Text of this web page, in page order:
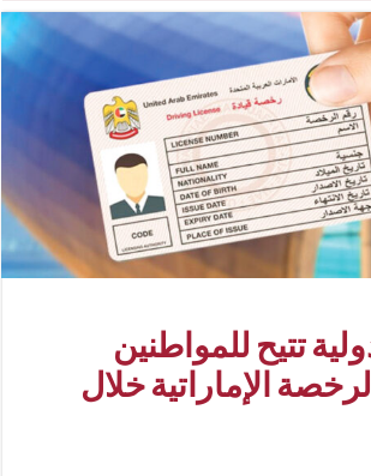
تتيح للمواطنين
الإماراتية خلال